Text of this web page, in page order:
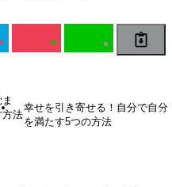
方法
幸せを引き寄せる！自分で自分
を満たす5つの方法